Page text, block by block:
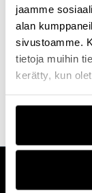
jaamme
alan
sivustoamme.
tietoja muihin
kerätty, kun
Tutustu kaikkiin
valitsemme aina
Etsi koulutus
CUSTOMERCARE